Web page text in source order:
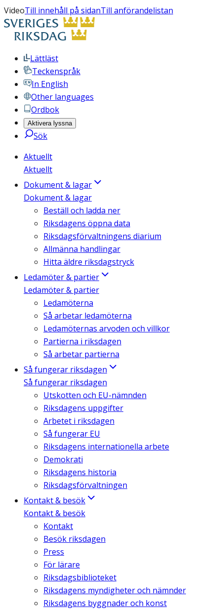
VideoTill innehåll på sidanTill anförandelistan
Lättläst
Teckenspråk
In English
Other languages
Ordbok
Aktivera lyssna
Sök
Aktuellt
Aktuellt
Dokument & lagar
Dokument & lagar
Beställ och ladda ner
Riksdagens öppna data
Riksdagsförvaltningens diarium
Allmänna handlingar
Hitta äldre riksdagstryck
Ledamöter & partier
Ledamöter & partier
Ledamöterna
Så arbetar ledamöterna
Ledamöternas arvoden och villkor
Partierna i riksdagen
Så arbetar partierna
Så fungerar riksdagen
Så fungerar riksdagen
Utskotten och EU-nämnden
Riksdagens uppgifter
Arbetet i riksdagen
Så fungerar EU
Riksdagens internationella arbete
Demokrati
Riksdagens historia
Riksdagsförvaltningen
Kontakt & besök
Kontakt & besök
Kontakt
Besök riksdagen
Press
För lärare
Riksdagsbiblioteket
Riksdagens myndigheter och nämnder
Riksdagens byggnader och konst